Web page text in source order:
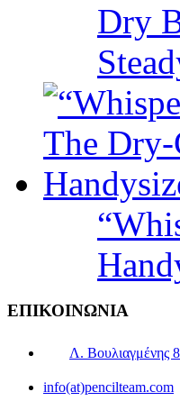
Dry
ΕΠΙΚΟΙΝΩΝΙΑ
Λ. Βουλιαγμένης
info(at)pencilteam.com